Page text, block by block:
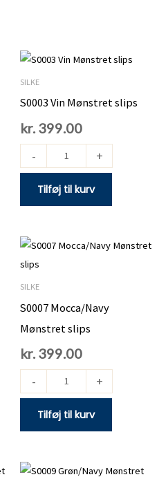
SILKE
S0003 Vin Mønstret slips
kr. 399.00
-
S0003
Vin
Mønstret
antal
+
Tilføj til kurv
SILKE
S0007 Mocca/Navy
Mønstret slips
kr. 399.00
-
S0007
Mocca/Navy
Mønstret
+
Tilføj til kurv
S0009